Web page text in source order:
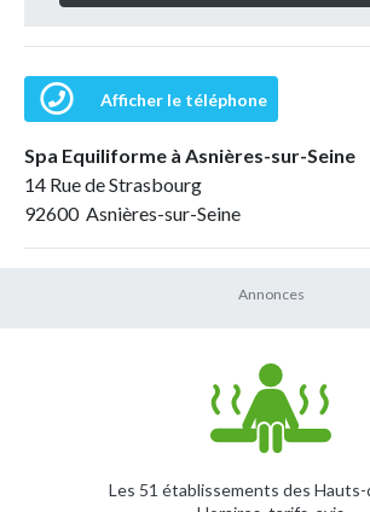
Afficher le téléphone
Spa Equiliforme à Asnières-sur-Seine
14 Rue de Strasbourg
92600 Asnières-sur-Seine
Les 51 établissements des Hauts-